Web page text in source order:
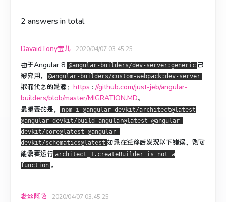
2 answers in total
DavaidTony宝儿 2020/04/07 03:45:25
由于Angular 8 @angular-builders/dev-server:generic 已
被弃用，
@angular-builders/custom-webpack:dev-server
取而代之的是源： https : //github.com/just-jeb/angular-
builders/blob/master/MIGRATION.MD。
最重要的是，
npm i @angular-devkit/architect@latest
@angular-devkit/build-angular@latest @angular-
devkit/core@latest @angular-
devkit/schematics@latest 如果在迁移后发现以下错误，则可
能需要运行 architect_1.createBuilder is not a
function 。
老丝阿飞 2020/04/07 03:45:25